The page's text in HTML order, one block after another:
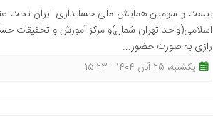
بیست و سومین همایش ملی حسابداری ایران تحت
رازی به صورت حضور...
یکشنبه، 25 آبان 1404 - 15:23